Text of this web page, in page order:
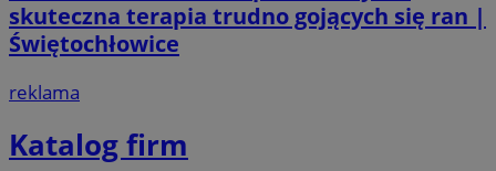
skuteczna terapia trudno gojących się ran |
Świętochłowice
reklama
Katalog firm